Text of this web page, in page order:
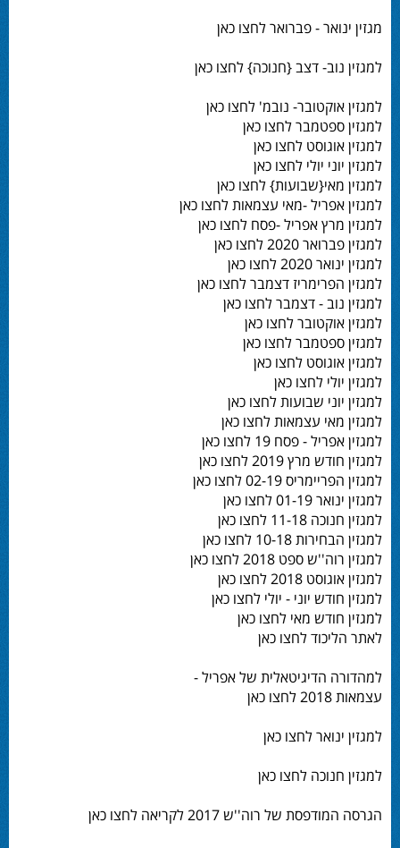
מגזין ינואר - פברואר לחצו כאן
למגזין נוב- דצב {חנוכה} לחצו כאן
למגזין אוקטובר- נובמ' לחצו כאן
למגזין ספטמבר לחצו כאן
למגזין אוגוסט לחצו כאן
למגזין יוני יולי לחצו כאן
למגזין מאי{שבועות} לחצו כאן
למגזין אפריל -מאי עצמאות לחצו כאן
למגזין מרץ אפריל -פסח לחצו כאן
למגזין פברואר 2020 לחצו כאן
למגזין ינואר 2020 לחצו כאן
למגזין הפרימריז דצמבר לחצו כאן
למגזין נוב - דצמבר לחצו כאן
למגזין אוקטובר לחצו כאן
למגזין ספטמבר לחצו כאן
למגזין אוגוסט לחצו כאן
למגזין יולי לחצו כאן
למגזין יוני שבועות לחצו כאן
למגזין מאי עצמאות לחצו כאן
למגזין אפריל - פסח 19 לחצו כאן
למגזין חודש מרץ 2019 לחצו כאן
למגזין הפריימריס 02-19 לחצו כאן
למגזין ינואר 01-19 לחצו כאן
למגזין חנוכה 11-18 לחצו כאן
למגזין הבחירות 10-18 לחצו כאן
למגזין רוה''ש ספט 2018 לחצו כאן
למגזין אוגוסט 2018 לחצו כאן
למגזין חודש יוני - יולי לחצו כאן
למגזין חודש מאי לחצו כאן
לאתר הליכוד לחצו כאן
למהדורה הדיגיטאלית של אפריל -
עצמאות 2018 לחצו כאן
למגזין ינואר לחצו כאן
למגזין חנוכה לחצו כאן
הגרסה המודפסת של רוה''ש 2017 לקריאה לחצו כאן